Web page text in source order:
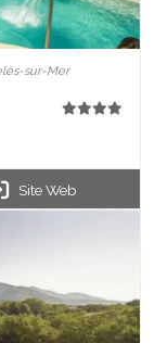
sur-Mer
Site Web